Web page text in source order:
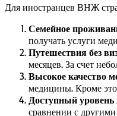
Для иностранцев ВНЖ
Семейное
получать услуги
Путешествия без
месяцев. За счет
Высокое качество
медицины. Кроме
Доступный
сравнении с